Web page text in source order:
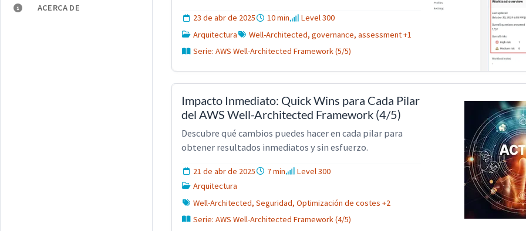
ACERCA DE
23 de abr de 2025 10 min
Level 300
Arquitectura
Well-Architected, governance, assessment +1
Serie: AWS Well-Architected Framework (5/5)
Impacto Inmediato: Quick Wins para Cada Pilar
del AWS Well-Architected Framework (4/5)
Descubre qué cambios puedes hacer en cada pilar para
obtener resultados inmediatos y sin esfuerzo.
21 de abr de 2025 7 min
Level 300
Arquitectura
Well-Architected, Seguridad, Optimización de costes +2
Serie: AWS Well-Architected Framework (4/5)